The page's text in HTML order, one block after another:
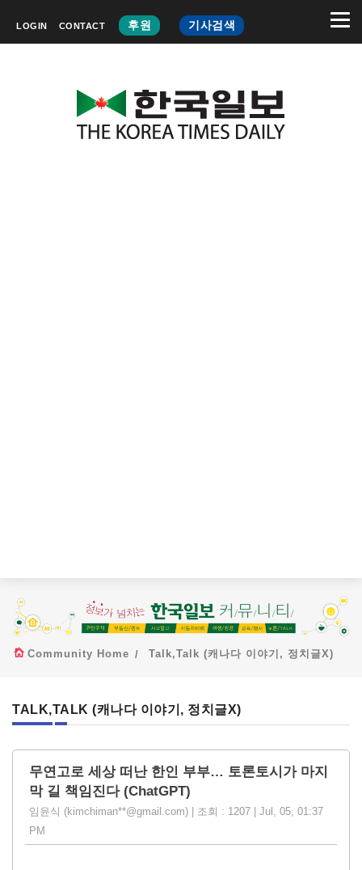
LOGIN CONTACT 후원 기사검색
Community Home Talk,Talk (캐나다 이야기, 정치글X)
TALK,TALK (캐나다 이야기, 정치글X)
무연고로 세상 떠난 한인 부부… 토론토시가 마지
막 길 책임진다 (ChatGPT)
임윤식 (kimchiman**@gmail.com) | 조회 : 1207 | Jul, 05, 01:37
PM